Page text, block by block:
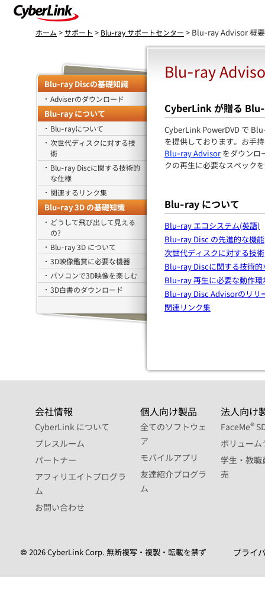
ホーム >サポート > Blu-ray サポートセンター > Blu-ray Advisor 概要
Blu-ray Discの基礎知識
Adviserのダウンロード
Blu-ray について
Blu-rayについて
次世代ディスクに対する技
術
Blu-ray Discに関する技術的
な仕様
関連するリンク集
Blu-ray 3D の基礎知識
どうして飛び出して見える
の?
Blu-ray 3D について
3D映像鑑賞に必要な機器
パソコンで3D映像を楽しむ
3D白書のダウンロード
Blu-ray
CyberLink が贈る
CyberLink PowerDVD で
を提供しております。お手
Blu-ray Advisor をダウンロ
クの再生に必要なスペック
Blu-ray について
Blu-ray エコシステム(英語)
Blu-ray Disc の先進的な機能
次世代ディスクに対する技術
Blu-ray Discに関する技術的
Blu-ray 再生に必要な動作環
Blu-ray Disc Advisorのリリ
関連リンク集
会社情報
CyberLink について
プレスルーム
パートナー
アフィリエイトプログラ
ム
お問い合わせ
個人向け製品
全てのソフトウェ
ア
モバイルアプリ
友達紹介プログラ
ム
法人向け
FaceMe®
ボリュー
学生・教
売
© 2026 CyberLink Corp. 無断複写・複製・転載を禁ず プライ